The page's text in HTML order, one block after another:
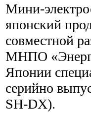
Мини-
японский
совместной
МНПО
Японии
серийно
SH-DX).